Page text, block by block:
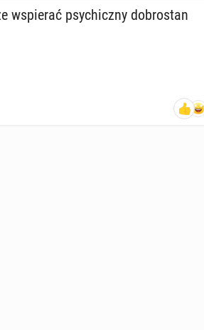
wspie­rać psy­chicz­ny do­bro­stan